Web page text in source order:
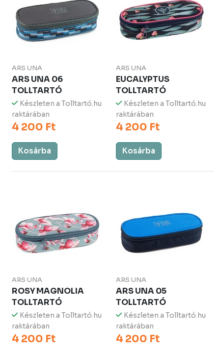
ARS UNA
ARS UNA 06
TOLLTARTÓ
Készleten a Tolltartó.hu
raktárában
4 200 Ft
Kosárba
ARS UNA
EUCALYPTUS
TOLLTARTÓ
Készleten a Tolltartó.hu
raktárában
4 200 Ft
Kosárba
ARS UNA
ROSY MAGNOLIA
TOLLTARTÓ
Készleten a Tolltartó.hu
raktárában
4 200 Ft
ARS UNA
ARS UNA 05
TOLLTARTÓ
Készleten a Tolltartó.hu
raktárában
4 200 Ft